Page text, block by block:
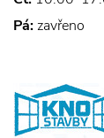
Pá: zavřeno